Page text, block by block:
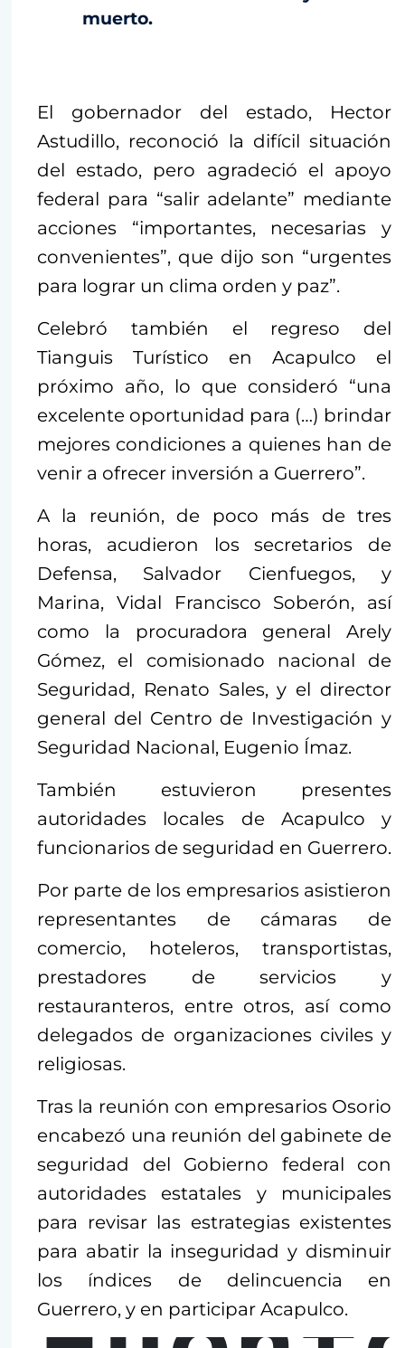
muerto.
El gobernador del estado, Hector
Astudillo, reconoció la difícil situación
del estado, pero agradeció el apoyo
federal para “salir adelante” mediante
acciones “importantes, necesarias y
convenientes”, que dijo son “urgentes
para lograr un clima orden y paz”.
Celebró también el regreso del
Tianguis Turístico en Acapulco el
próximo año, lo que consideró “una
excelente oportunidad para (…) brindar
mejores condiciones a quienes han de
venir a ofrecer inversión a Guerrero”.
A la reunión, de poco más de tres
horas, acudieron los secretarios de
Defensa, Salvador Cienfuegos, y
Marina, Vidal Francisco Soberón, así
como la procuradora general Arely
Gómez, el comisionado nacional de
Seguridad, Renato Sales, y el director
general del Centro de Investigación y
Seguridad Nacional, Eugenio Ímaz.
También estuvieron presentes
autoridades locales de Acapulco y
funcionarios de seguridad en Guerrero.
Por parte de los empresarios asistieron
representantes de cámaras de
comercio, hoteleros, transportistas,
prestadores de servicios y
restauranteros, entre otros, así como
delegados de organizaciones civiles y
religiosas.
Tras la reunión con empresarios Osorio
encabezó una reunión del gabinete de
seguridad del Gobierno federal con
autoridades estatales y municipales
para revisar las estrategias existentes
para abatir la inseguridad y disminuir
los índices de delincuencia en
Guerrero, y en participar Acapulco.